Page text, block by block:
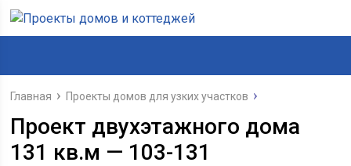
Главная Проекты домов для узких участков
Проект двухэтажного дома
131 кв.м — 103-131